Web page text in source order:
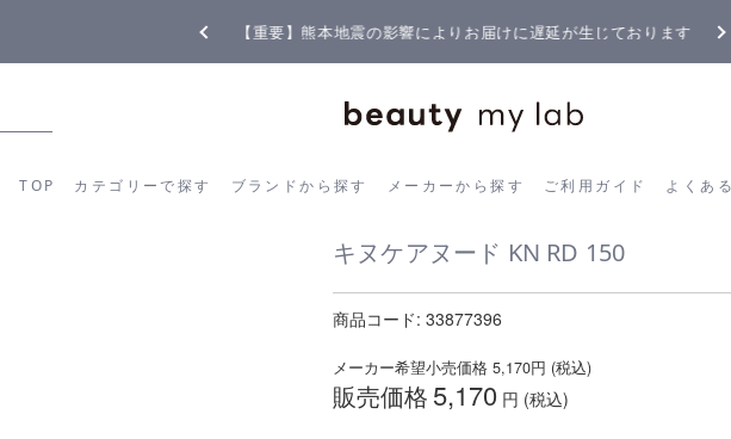
【重要】熊本地震の影響によりお届けに遅延が生じております
TOP カテゴリーで探す ブランドから探す メーカーから探す ご利用ガイド よくあ
カテゴリーから探す ブランドから探す メーカーから探す ご利用ガイド よ
キヌケアヌード KN RD 150
商品コード: 33877396
メーカー希望小売価格 5,170円 (税込)
販売価格 5,170 円 (税込)